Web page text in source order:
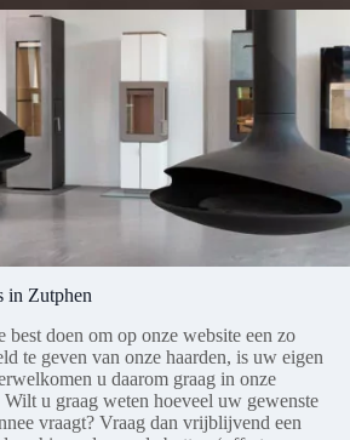
in Zutphen
doen om op onze website een zo
te geven van onze haarden, is uw eigen
u daarom graag in onze
u graag weten hoeveel uw gewenste
vraagt? Vraag dan vrijblijvend een